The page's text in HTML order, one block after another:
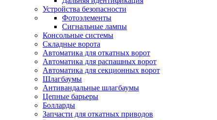
Устройства безопасности
Фотоэлементы
Сигнальные лампы
Консольные системы
Складные ворота
Автоматика для откатных ворот
Автоматика для распашных ворот
Автоматика для секционных ворот
Шлагбаумы
Антивандальные шлагбаумы
Цепные барьеры
Болларды
Запчасти для откатных приводов